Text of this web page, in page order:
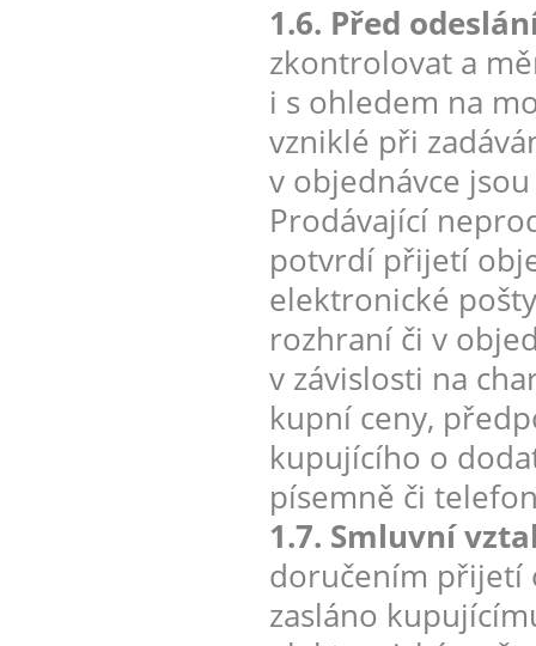
1.6. Před
zkontrolovat a
i s ohledem na
vzniklé při
v objednávce
Prodávající
potvrdí přijetí
elektronické
rozhraní či v
v závislosti na
kupní ceny,
kupujícího o
písemně či
1.7. Smluvní
doručením přijetí
zasláno